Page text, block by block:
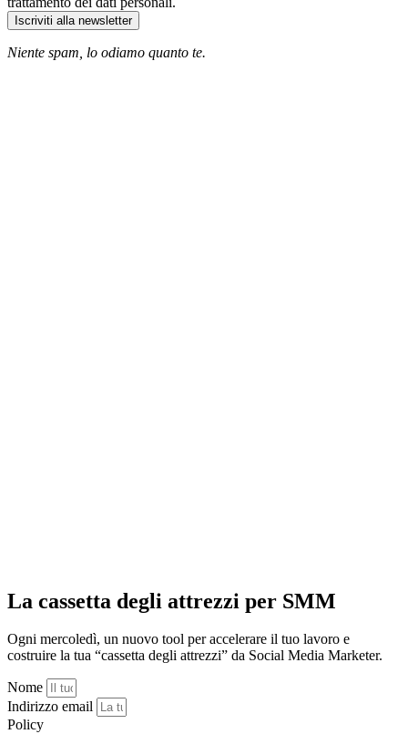
Iscriviti alla newsletter
Niente spam, lo odiamo quanto te.
La cassetta degli attrezzi per SMM
Ogni mercoledì, un nuovo tool per accelerare il tuo lavoro e
costruire la tua “cassetta degli attrezzi” da Social Media Marketer.
Nome
Indirizzo email
Policy